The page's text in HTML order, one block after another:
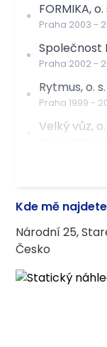
FORMIKA, o.
Praha 2003 -
Společnost
Praha 2002-
Rytmus, o. s.
Praha 1999 -
Velký vůz, o.
Kde mě najdete
Národní 25,
Česko